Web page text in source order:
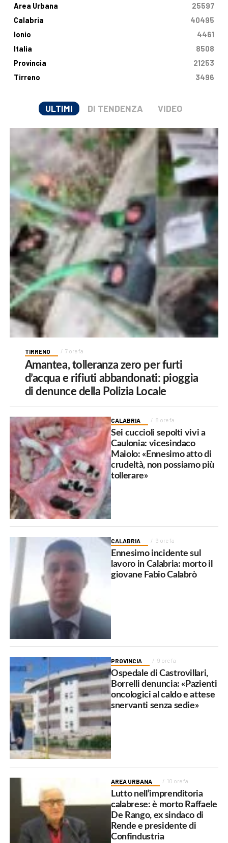
Area Urbana
25597
Calabria
40495
Ionio
4461
Italia
8508
Provincia
21253
Tirreno
3496
ULTIMI DI TENDENZA VIDEO
TIRRENO 7 ore fa
Amantea, tolleranza zero per furti
d’acqua e rifiuti abbandonati: pioggia
di denunce della Polizia Locale
CALABRIA 8 ore fa
Sei cuccioli sepolti vivi a
Caulonia: vicesindaco
Maiolo: «Ennesimo atto di
crudeltà, non possiamo più
tollerare»
CALABRIA 9 ore fa
Ennesimo incidente sul
lavoro in Calabria: morto il
giovane Fabio Calabrò
PROVINCIA 9 ore fa
Ospedale di Castrovillari,
Borrelli denuncia: «Pazienti
oncologici al caldo e attese
snervanti senza sedie»
AREA URBANA 10 ore fa
Lutto nell’imprenditoria
calabrese: è morto Raffaele
De Rango, ex sindaco di
Rende e presidente di
Confindustria